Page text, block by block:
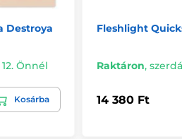
Destroya
Önnél
Kosárba
Fleshlight
Raktáron,
14 380 Ft